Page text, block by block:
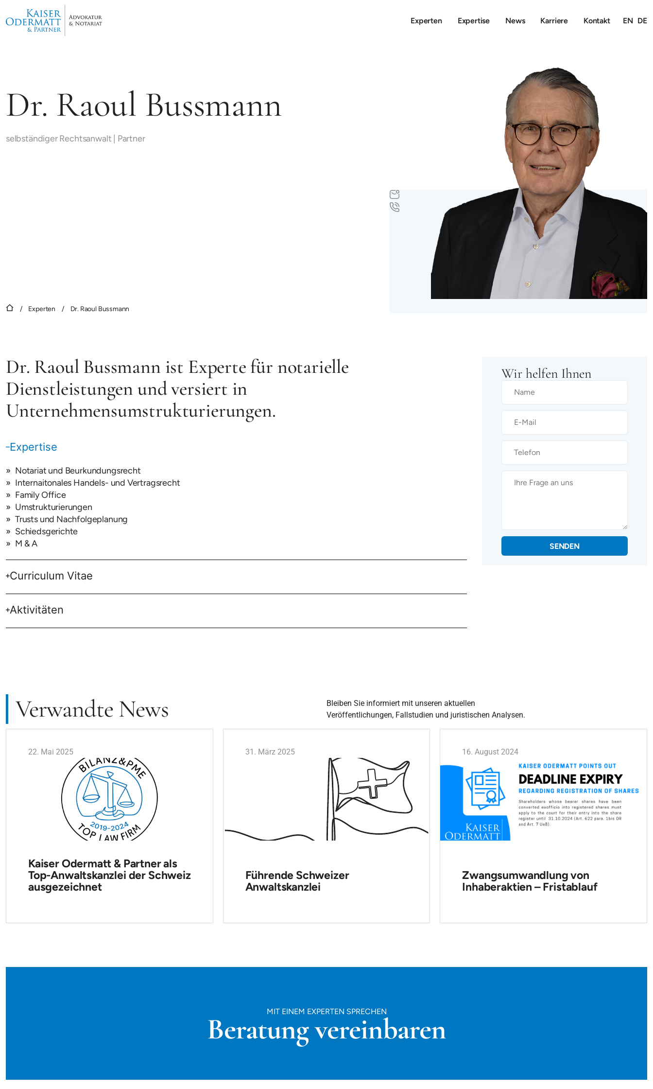
Experten Expertise News Karriere Kontakt EN DE
Dr. Raoul Bussmann
selbständiger Rechtsanwalt | Partner
/ Experten / Dr. Raoul Bussmann
Dr. Raoul Bussmann ist Experte für notarielle
Dienstleistungen und versiert in
Unternehmensumstrukturierungen.
Expertise
Notariat und Beurkundungsrecht
Internaitonales Handels- und Vertragsrecht
Family Office
Umstrukturierungen
Trusts und Nachfolgeplanung
Schiedsgerichte
M & A
Curriculum Vitae
Aktivitäten
Wir helfen Ihnen
SENDEN
Verwandte News
Bleiben Sie informiert mit unseren aktuellen
Veröffentlichungen, Fallstudien und juristischen Analysen.
22. Mai 2025
Kaiser Odermatt & Partner als
Top-Anwaltskanzlei der Schweiz
ausgezeichnet
31. März 2025
Führende Schweizer
Anwaltskanzlei
16. August 2024
Zwangsumwandlung von
Inhaberaktien – Fristablauf
MIT EINEM EXPERTEN SPRECHEN
Beratung vereinbaren